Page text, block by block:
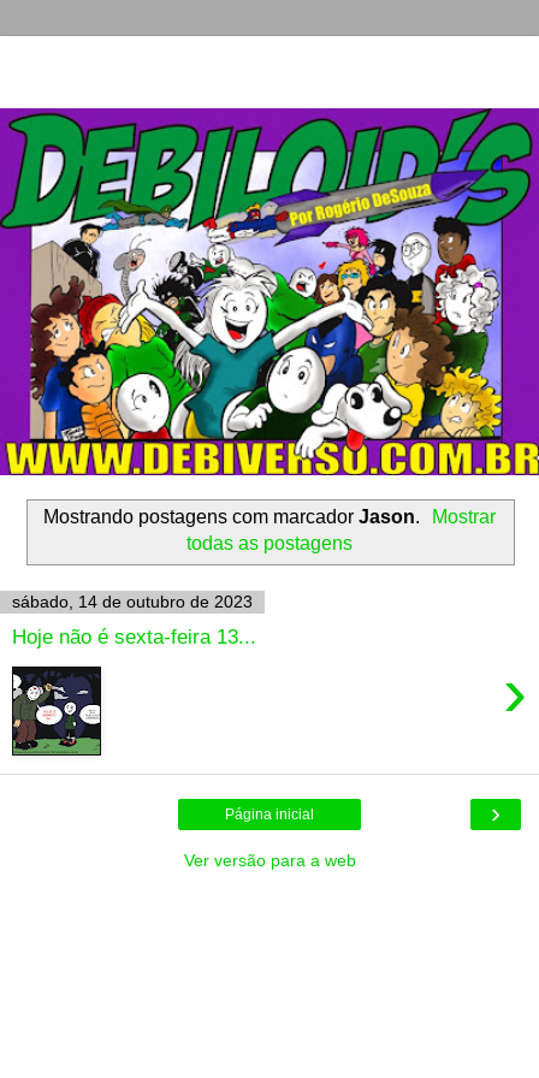
Mostrando postagens com marcador Jason.
Mostrar
todas as postagens
sábado, 14 de outubro de 2023
Hoje não é sexta-feira 13...
›
›
Página inicial
Ver versão para a web